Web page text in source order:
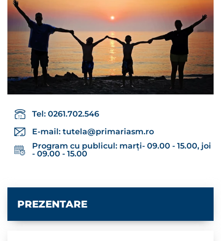
Tel: 0261.702.546
E-mail: tutela@primariasm.ro
Program cu publicul: marți- 09.00 - 15.00, joi
- 09.00 - 15.00
PREZENTARE